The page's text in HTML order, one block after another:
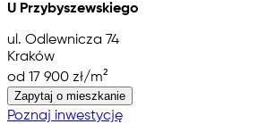
U Przybyszewskiego
ul. Odlewnicza 74
Kraków
od 17 900 zł/m²
Zapytaj o mieszkanie
Poznaj inwestycję